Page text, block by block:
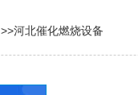
>>河北催化燃烧设备